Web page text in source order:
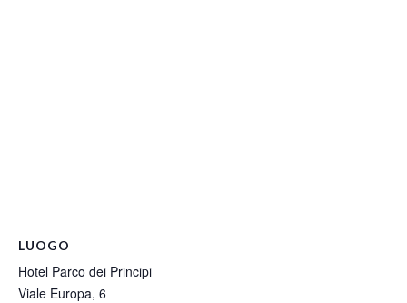
LUOGO
Hotel Parco dei Principi
Viale Europa, 6